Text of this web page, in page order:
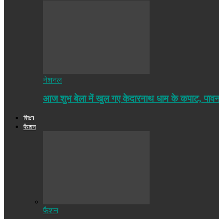
नेशनल
आज शुभ बेला में खुल गए केदारनाथ धाम के कपाट,
शिक्षा
फैशन
फैशन